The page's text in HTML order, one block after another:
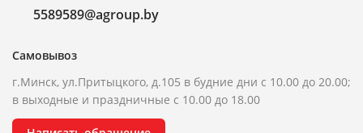
5589589@agroup.by
Самовывоз
г.Минск, ул.Притыцкого, д.105 в будние дни с 10.00 до 20.00;
в выходные и праздничные с 10.00 до 18.00